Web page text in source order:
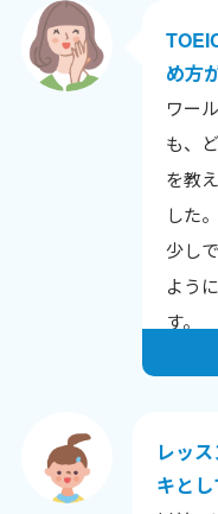
め方
ワー
も、
を教
した。
少し
よう
す。
どう
レッ
キと